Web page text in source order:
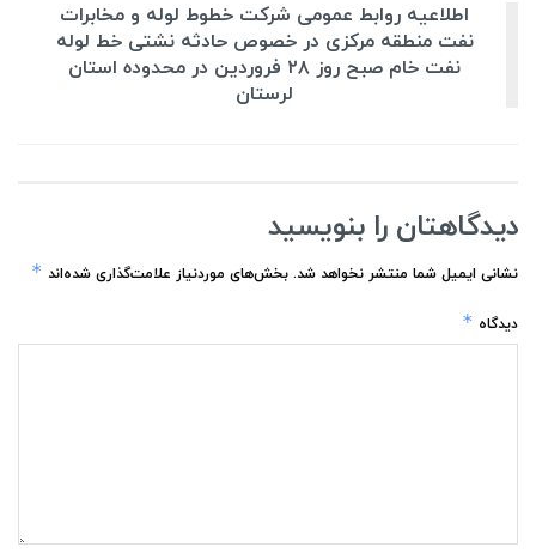
اطلاعیه روابط عمومی شرکت خطوط لوله و مخابرات
نفت منطقه مرکزی در خصوص حادثه نشتی خط لوله
نفت خام صبح روز ۲۸ فروردین در محدوده استان
لرستان
دیدگاهتان را بنویسید
نشانی ایمیل شما منتشر نخواهد شد. بخش‌های موردنیاز علامت‌گذاری شده‌اند *
دیدگاه *